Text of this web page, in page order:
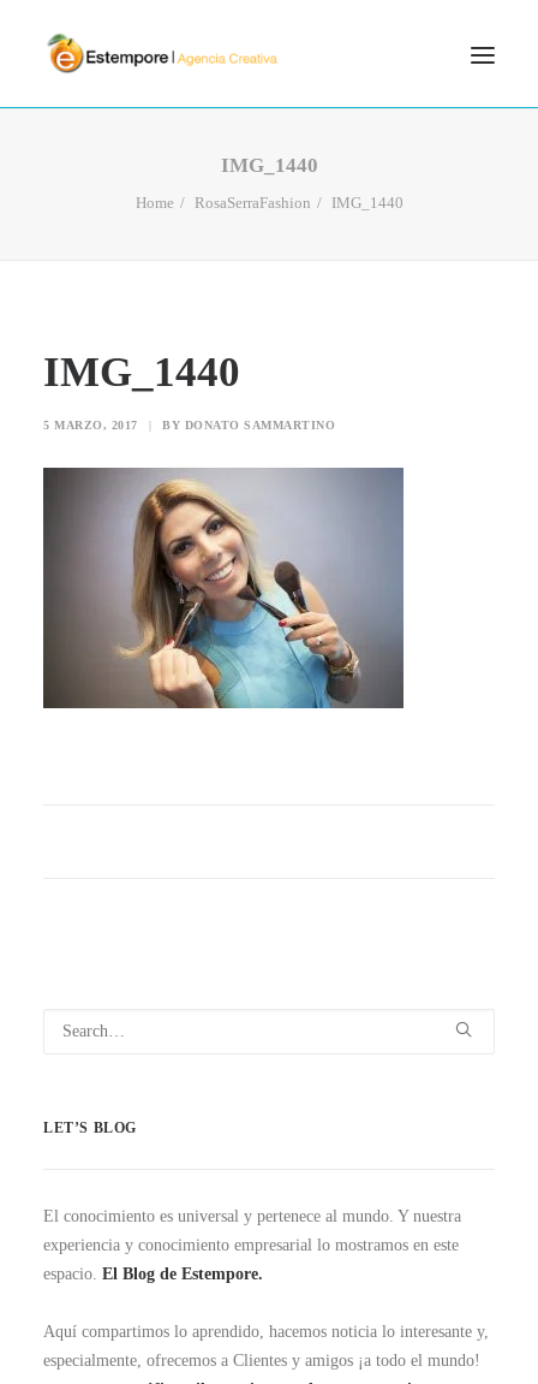
SEARCH
IMG_1440
Home RosaSerraFashion IMG_1440
IMG_1440
5 MARZO, 2017 | BY DONATO SAMMARTINO
LET’S BLOG
El conocimiento es universal y pertenece al mundo. Y nuestra
experiencia y conocimiento empresarial lo mostramos en este
espacio. El Blog de Estempore.
Aquí compartimos lo aprendido, hacemos noticia lo interesante y,
especialmente, ofrecemos a Clientes y amigos ¡a todo el mundo!